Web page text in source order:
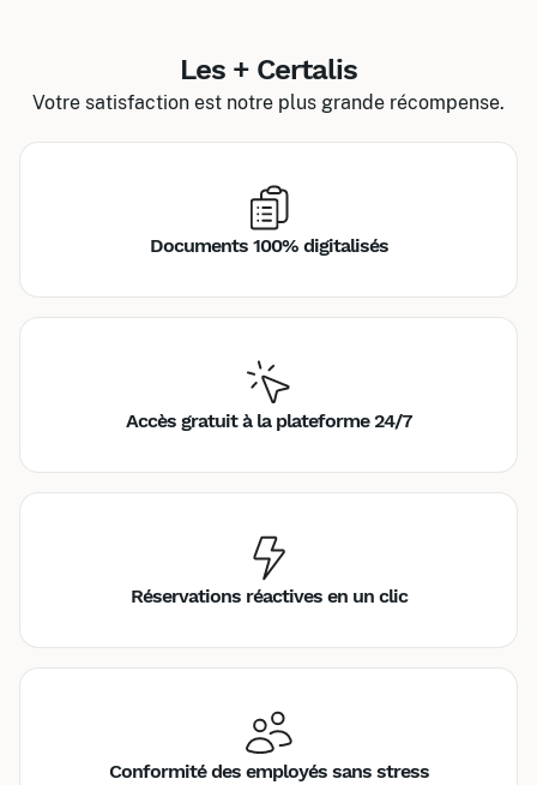
Les + Certalis
Votre satisfaction est notre plus grande récompense.
Documents 100% digitalisés
Accès gratuit à la plateforme 24/7
Réservations réactives en un clic
Conformité des employés sans stress